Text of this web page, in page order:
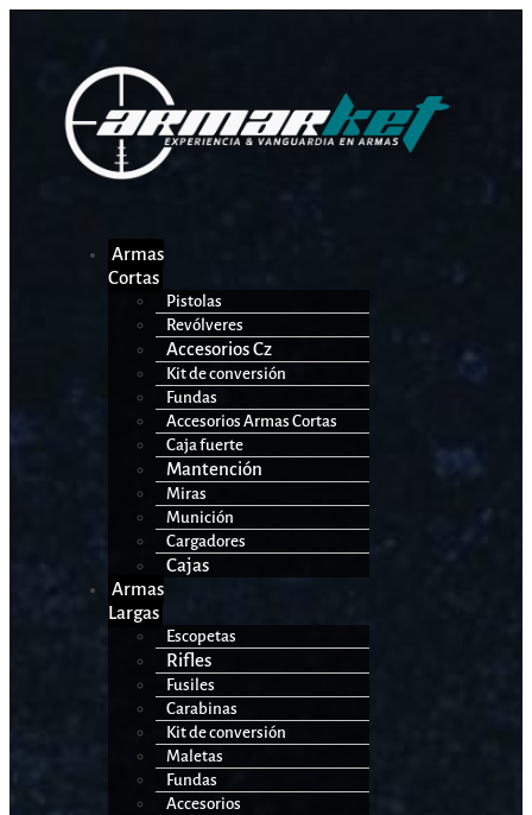
Armas
Cortas
Pistolas
Revólveres
Accesorios Cz
Kit de conversión
Fundas
Accesorios Armas Cortas
Caja fuerte
Mantención
Miras
Munición
Cargadores
Cajas
Armas
Largas
Escopetas
Rifles
Fusiles
Carabinas
Kit de conversión
Maletas
Fundas
Accesorios